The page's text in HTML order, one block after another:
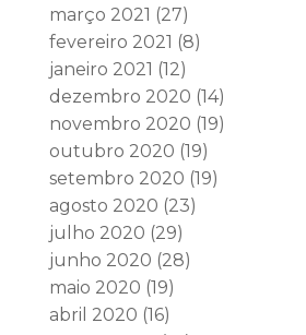
março 2021 (27)
fevereiro 2021 (8)
janeiro 2021 (12)
dezembro 2020 (14)
novembro 2020 (19)
outubro 2020 (19)
setembro 2020 (19)
agosto 2020 (23)
julho 2020 (29)
junho 2020 (28)
maio 2020 (19)
abril 2020 (16)